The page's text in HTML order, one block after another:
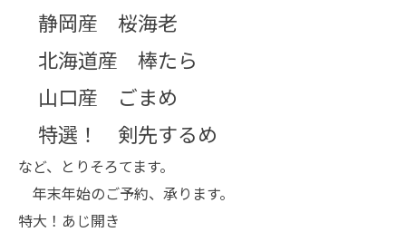
静岡産 桜海老
北海道産 棒たら
山口産 ごまめ
特選！ 剣先するめ
など、とりそろてます。
年末年始のご予約、承ります。
特大！あじ開き